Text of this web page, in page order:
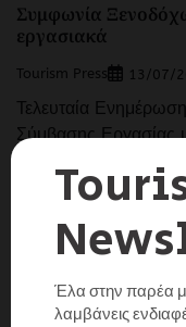
Συμφωνία
εργασιακά
Tourism Press 13/07/
Τελευταία
Σύμβασης Εργασίας
στη διατύπωση
Μοιραστείτε τα νέα